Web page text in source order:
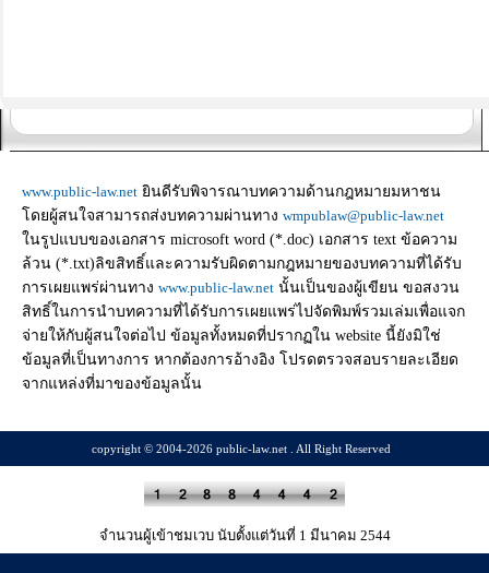
www.public-law.net ยินดีรับพิจารณาบทความด้านกฎหมายมหาชน
โดยผู้สนใจสามารถส่งบทความผ่านทาง wmpublaw@public-law.net
ในรูปแบบของเอกสาร microsoft word (*.doc) เอกสาร text ข้อความ
ล้วน (*.txt)ลิขสิทธิ์และความรับผิดตามกฎหมายของบทความที่ได้รับ
การเผยแพร่ผ่านทาง www.public-law.net นั้นเป็นของผู้เขียน ขอสงวน
สิทธิ์ในการนำบทความที่ได้รับการเผยแพร่ไปจัดพิมพ์รวมเล่มเพื่อแจก
จ่ายให้กับผู้สนใจต่อไป ข้อมูลทั้งหมดที่ปรากฏใน website นี้ยังมิใช่
ข้อมูลที่เป็นทางการ หากต้องการอ้างอิง โปรดตรวจสอบรายละเอียด
จากแหล่งที่มาของข้อมูลนั้น
copyright © 2004-2026 public-law.net . All Right Reserved
จำนวนผู้เข้าชมเวบ นับตั้งแต่วันที่ 1 มีนาคม 2544